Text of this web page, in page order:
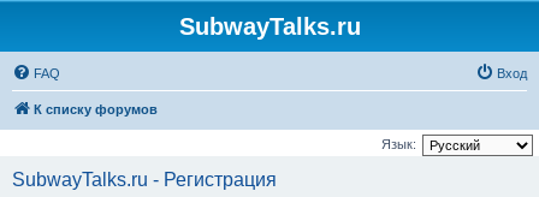
SubwayTalks.ru
FAQ Вход
К списку форумов
Язык:
SubwayTalks.ru - Регистрация